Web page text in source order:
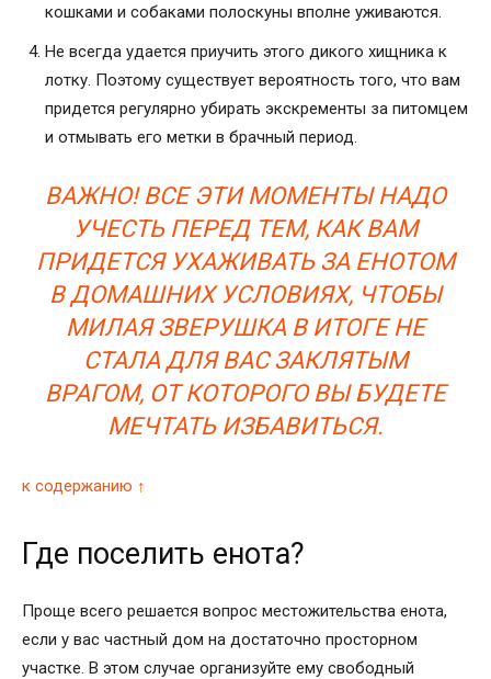
кошками и собаками полоскуны вполне уживаются.
Не всегда удается приучить этого дикого хищника к
лотку. Поэтому существует вероятность того, что вам
придется регулярно убирать экскременты за питомцем
и отмывать его метки в брачный период.
ВАЖНО! ВСЕ ЭТИ МОМЕНТЫ НАДО
УЧЕСТЬ ПЕРЕД ТЕМ, КАК ВАМ
ПРИДЕТСЯ УХАЖИВАТЬ ЗА ЕНОТОМ
В ДОМАШНИХ УСЛОВИЯХ, ЧТОБЫ
МИЛАЯ ЗВЕРУШКА В ИТОГЕ НЕ
СТАЛА ДЛЯ ВАС ЗАКЛЯТЫМ
ВРАГОМ, ОТ КОТОРОГО ВЫ БУДЕТЕ
МЕЧТАТЬ ИЗБАВИТЬСЯ.
к содержанию ↑
Где поселить енота?
Проще всего решается вопрос местожительства енота,
если у вас частный дом на достаточно просторном
участке. В этом случае организуйте ему свободный